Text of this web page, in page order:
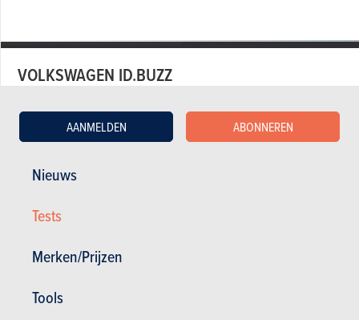
Nieuws
Tests
Merken/Prijzen
Tools
AANMELDEN ABONNEREN
VOLKSWAGEN ID.BUZZ
Volkswagen Id.Buzz in stock
Tweedehands Volkswagen Id.Buzz
Actualiteit Volkswagen Id.Buzz
Prijzen Volkswagen Id.Buzz
Specificaties Volkswagen Id.Buzz